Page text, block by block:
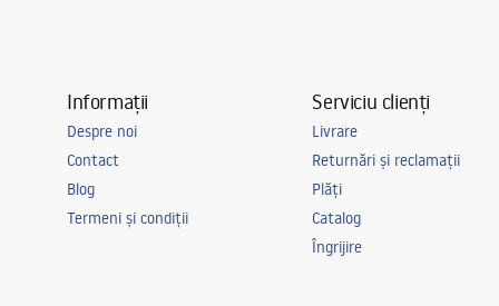
Informații
Despre noi
Contact
Blog
Termeni și condiții
Serviciu clienți
Livrare
Returnări și reclamații
Plăți
Catalog
Îngrijire